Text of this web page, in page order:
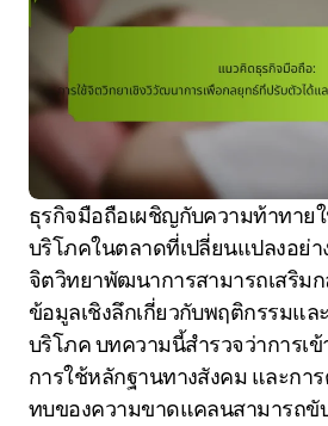
ธุรกิจมือถือเผชิญกับความท้าทายในการเชื่อมต่อกับผู้
บริโภคในตลาดที่เปลี่ยนแปลงอย่า
จิตวิทยาพัฒนาการสามารถเสริม
ข้อมูลเชิงลึกเกี่ยวกับพฤติกรรมแ
บริโภค บทความนี้สำรวจว่าการเข้
การใช้หลักฐานทางสังคม และกา
ทบของความขาดแคลนสามารถขั